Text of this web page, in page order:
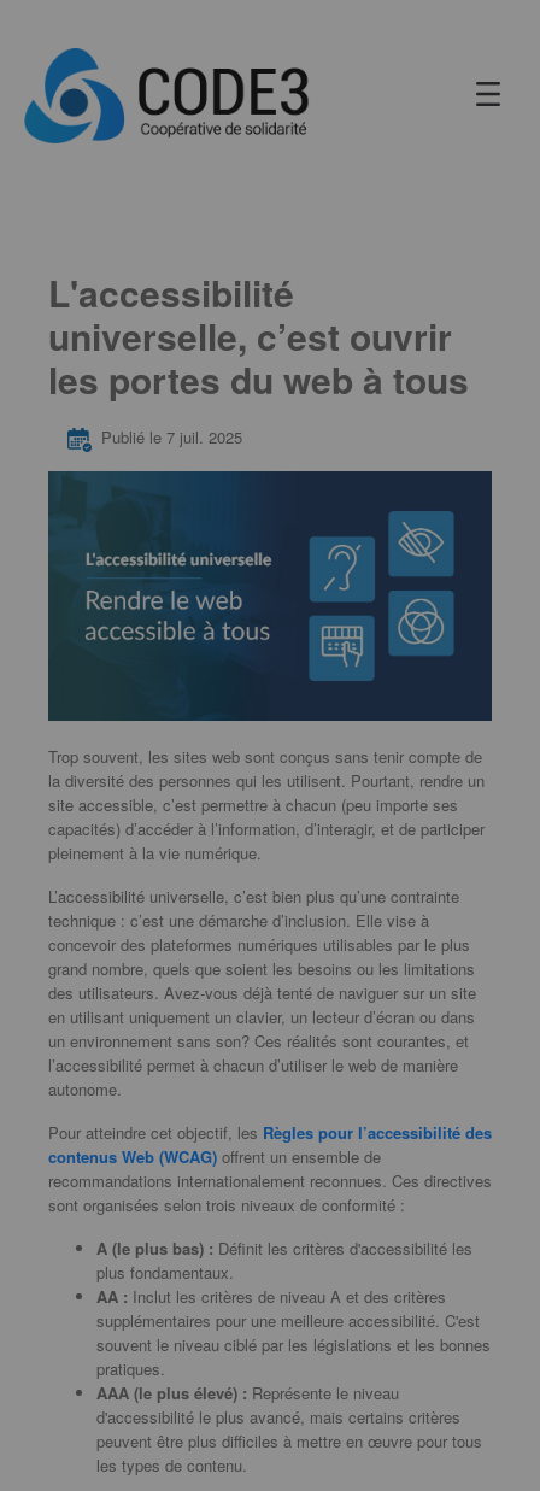
L'accessibilité
universelle, c’est ouvrir
les portes du web à tous
Publié le 7 juil. 2025
Trop souvent, les sites web sont conçus sans tenir compte de
la diversité des personnes qui les utilisent. Pourtant, rendre un
site accessible, c’est permettre à chacun (peu importe ses
capacités) d’accéder à l’information, d’interagir, et de participer
pleinement à la vie numérique.
L’accessibilité universelle, c’est bien plus qu’une contrainte
technique : c’est une démarche d’inclusion. Elle vise à
concevoir des plateformes numériques utilisables par le plus
grand nombre, quels que soient les besoins ou les limitations
des utilisateurs. Avez-vous déjà tenté de naviguer sur un site
en utilisant uniquement un clavier, un lecteur d’écran ou dans
un environnement sans son? Ces réalités sont courantes, et
l’accessibilité permet à chacun d’utiliser le web de manière
autonome.
Pour atteindre cet objectif, les Règles pour l’accessibilité des
contenus Web (WCAG) offrent un ensemble de
recommandations internationalement reconnues. Ces directives
sont organisées selon trois niveaux de conformité :
A (le plus bas) : Définit les critères d'accessibilité les
plus fondamentaux.
AA : Inclut les critères de niveau A et des critères
supplémentaires pour une meilleure accessibilité. C'est
souvent le niveau ciblé par les législations et les bonnes
pratiques.
AAA (le plus élevé) : Représente le niveau
d'accessibilité le plus avancé, mais certains critères
peuvent être plus difficiles à mettre en œuvre pour tous
les types de contenu.